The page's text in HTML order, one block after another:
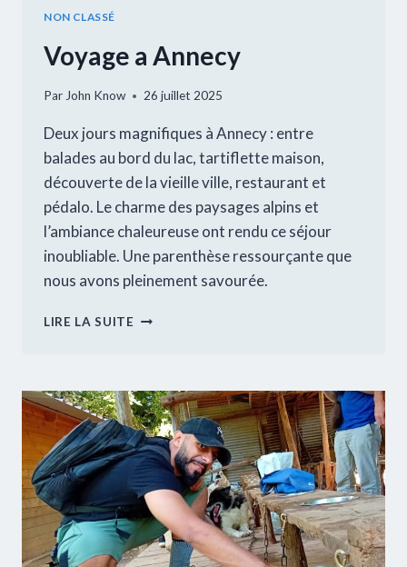
NON CLASSÉ
Voyage a Annecy
Par John Know 26 juillet 2025
Deux jours magnifiques à Annecy : entre
balades au bord du lac, tartiflette maison,
découverte de la vieille ville, restaurant et
pédalo. Le charme des paysages alpins et
l’ambiance chaleureuse ont rendu ce séjour
inoubliable. Une parenthèse ressourçante que
nous avons pleinement savourée.
LIRE LA SUITE VOYAGE